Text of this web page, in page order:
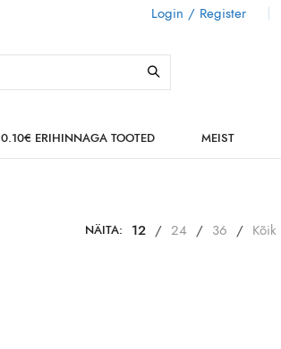
Login / Register
0.10€ ERIHINNAGA TOOTED MEIST
NÄITA: 12 / 24 / 36 / Kõik